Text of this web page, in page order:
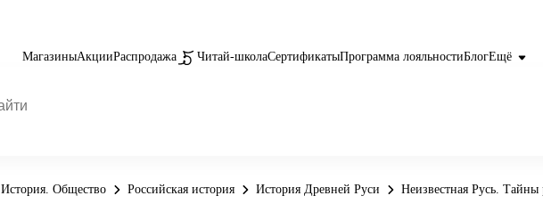
МагазиныАкцииРаспродажа Читай-школаСертификатыПрограмма лояльностиБлогЕщё
История. Общество Российская история История Древней Руси Неизвестная Русь.